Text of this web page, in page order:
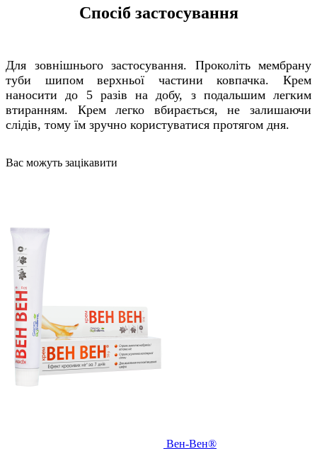
Спосіб застосування
Для зовнішнього застосування. Проколіть мембрану
туби шипом верхньої частини ковпачка. Крем
наносити до 5 разів на добу, з подальшим легким
втиранням. Крем легко вбирається, не залишаючи
слідів, тому їм зручно користуватися протягом дня.
Вас можуть зацікавити
Вен-Вен®